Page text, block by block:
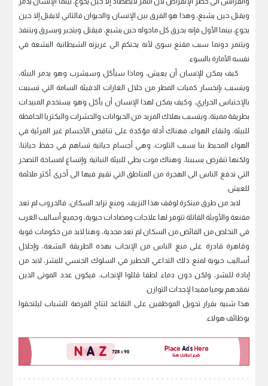
ويقتل حين يشبع، وهذا هو الفرق بين الإنسان والحيوان فالثاني لايقتل إلا حين
يجوع، بينما الأول فإنه يحرق كل ماحوله حين يشبع، فيقتل ويتجبر ويسرق ويتنفذ
ويتنمر دونما سبب مقنع سوى لأنه يحتكم الى غريزته الشيطانية البشعة في
نفسه الأمارة بالسوء.
كيف يمكن للإنسان أن يعيش، وماذا سيأكل وسيشرب وهو يدمر البيئة،
ويتسبب بإنحسار كميات المطر من خلال الغازات الدفيئة السامة التي تسببت
بالإحتباس الحراري، وكيف يمكن لهذا الإنسان أن يأكل وهو يستخدم المبيدات
بطريقة مميتة، ويتسبب بهلاك المزيد من الحيوانات والحشرات والبكتريا الحافظة
للبيئة، ولنقاء الهواء، فهناك أدلة مؤكدة على تناقص الأجسام غير المرئية في
الهواء المحيط بنا بسبب التلوث، وهي أجسام حياتية تساهم في حفظ حياتنا،
ولكنها تنقرض بسببنا، وهناك موت بطي للبيئة النباتية وإتساع لمساحة التصحر
التي تدفع الناس الى الهجرة من المناطق التي تقيم فيها الى أخرى أكثر ملائمة
للعيش.
لابد من طرق مبتكرة لوقف هذا النزيف، ومنع تزايد السكان، فالحروب لم تعد
مقنعة والأوبئة القاتلة تتوفر لها علاجات ومضادات حيوية، وجميع أساليب الغرب
في التخلص من الفائض من السكان لم تعد مجدية، وهنا لابد من حكومات قوية
وقاهرة قادرة على منع الناس من الإنجاب بهذه الطريقة البشعة، وإحلال
أساليب حيوية لمنع ذلك التداعي الخطير في السلوك الجنسي للبشر، لابد من
إبادة للبشر، ولكن دون دماء. لطفا قللوا الإنجاب، فيكون عدد الموتى الذين
نفقدهم يوميا مفيدا لإحداث التوازن.
هذا شبيه بقرار تحويل الموظفين على التقاعد لتتاح الفرصة للشباب ليلتحقوا
بوظائف هولاء.